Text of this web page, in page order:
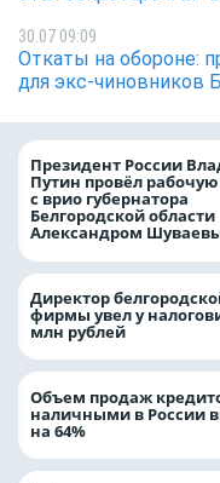
30.07 09:09
Откаты на обороне:
для экс-чиновников
Президент России
Путин провёл рабочую
с врио губернатора
Белгородской области
Александром
Директор
фирмы увел у
млн рублей
Объем продаж
наличными в России
на 64%